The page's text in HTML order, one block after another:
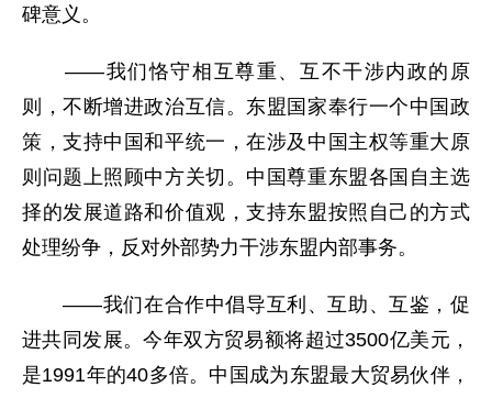
碑意义。
——我们恪守相互尊重、互不干涉内政的原
则，不断增进政治互信。东盟国家奉行一个中国政
策，支持中国和平统一，在涉及中国主权等重大原
则问题上照顾中方关切。中国尊重东盟各国自主选
择的发展道路和价值观，支持东盟按照自己的方式
处理纷争，反对外部势力干涉东盟内部事务。
——我们在合作中倡导互利、互助、互鉴，促
进共同发展。今年双方贸易额将超过3500亿美元，
是1991年的40多倍。中国成为东盟最大贸易伙伴，